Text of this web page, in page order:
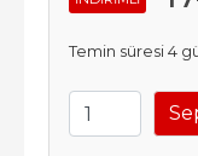
Temin süresi 4